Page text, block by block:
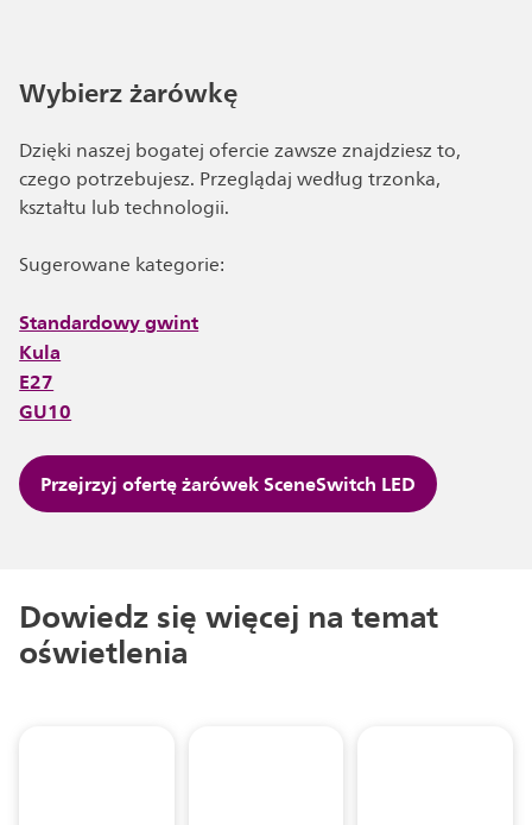
Wybierz żarówkę
Dzięki naszej bogatej ofercie zawsze znajdziesz to,
czego potrzebujesz. Przeglądaj według trzonka,
kształtu lub technologii.
Sugerowane kategorie:
Standardowy gwint
Kula
E27
GU10
Przejrzyj ofertę żarówek SceneSwitch LED
Dowiedz się więcej na temat
oświetlenia